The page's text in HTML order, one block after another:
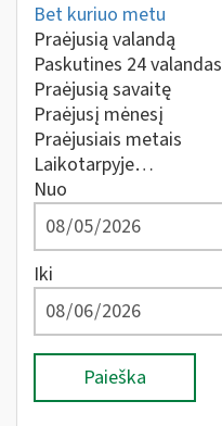
Bet kuriuo metu
Praėjusią valandą
Paskutines 24 valandas
Praėjusią savaitę
Praėjusį mėnesį
Praėjusiais metais
Laikotarpyje…
Nuo
Iki
Paieška